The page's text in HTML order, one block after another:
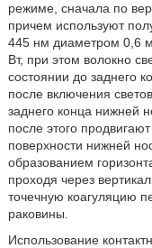
режиме, сначала по
причем используют
445 нм диаметром 0,6
Вт, при этом волокно
состоянии до заднего
после включения
заднего конца нижней
после этого
поверхности нижней
образованием
проходя через
точечную коагуляцию
раковины.
Использование